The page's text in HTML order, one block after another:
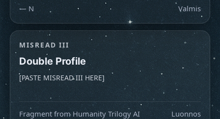
— N Valmis
MISREAD III
Double Profile
[PASTE MISREAD III HERE]
Fragment from Humanity Trilogy AI Luonnos